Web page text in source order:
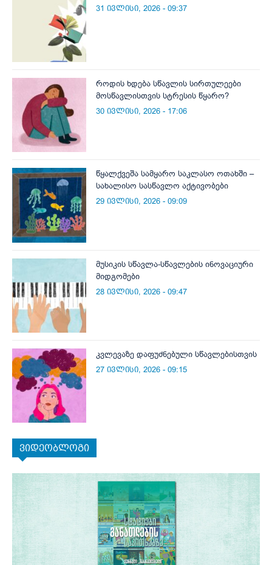
31 ივლისი, 2026 - 09:37
როდის ხდება სწავლის სირთულეები
მოსწავლისთვის სტრესის წყარო?
30 ივლისი, 2026 - 17:06
წყალქვეშა სამყარო საკლასო ოთახში –
სახალისო სასწავლო აქტივობები
29 ივლისი, 2026 - 09:09
მუსიკის სწავლა-სწავლების ინოვაციური
მიდგომები
28 ივლისი, 2026 - 09:47
კვლევაზე დაფუძნებული სწავლებისთვის
27 ივლისი, 2026 - 09:15
ვიდეობლოგი